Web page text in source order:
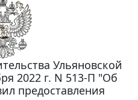
Ульяновской
2022 г. N 513-П "Об
предоставления